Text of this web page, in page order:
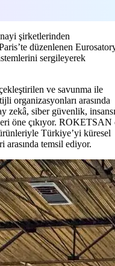
şirketlerinden
düzenlenen
sergileyerek
ve savunma ile
organizasyonları arasında
zekâ, siber güvenlik,
öne çıkıyor. ROKETSAN
Türkiye’yi küresel
arasında temsil ediyor.